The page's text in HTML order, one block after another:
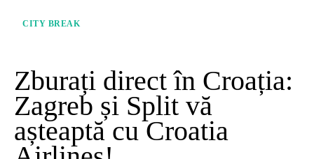
CITY BREAK
Zburați direct în Croația:
Zagreb și Split vă
așteaptă cu Croatia